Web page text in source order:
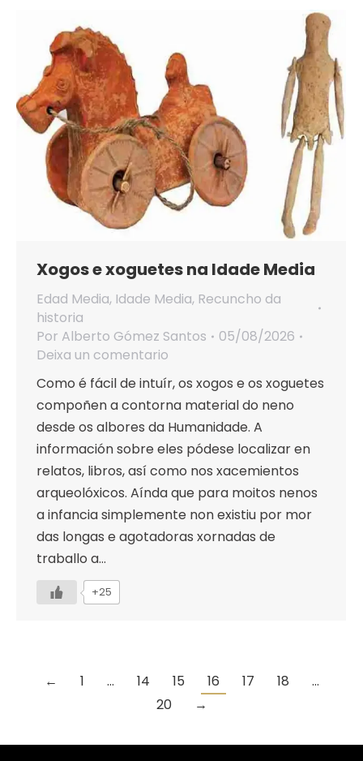
Xogos e xoguetes na Idade Media
Edad Media, Idade Media, Recuncho da
historia
Por Alberto Gómez Santos
05/08/2026
Deixa un comentario
Como é fácil de intuír, os xogos e os xoguetes
compoñen a contorna material do neno
desde os albores da Humanidade. A
información sobre eles pódese localizar en
relatos, libros, así como nos xacemientos
arqueolóxicos. Aínda que para moitos nenos
a infancia simplemente non existiu por mor
das longas e agotadoras xornadas de
traballo a…
+25
← 1 … 14 15 16 17 18
…
20
→